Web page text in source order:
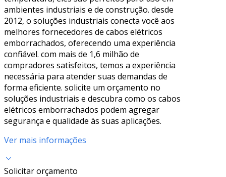
ambientes industriais e de construção. desde
2012, o soluções industriais conecta você aos
melhores fornecedores de cabos elétricos
emborrachados, oferecendo uma experiência
confiável. com mais de 1,6 milhão de
compradores satisfeitos, temos a experiência
necessária para atender suas demandas de
forma eficiente. solicite um orçamento no
soluções industriais e descubra como os cabos
elétricos emborrachados podem agregar
segurança e qualidade às suas aplicações.
Ver mais informações
Solicitar orçamento